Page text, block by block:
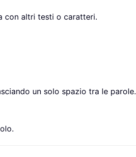
con altri testi o caratteri.
un solo spazio tra le parole.